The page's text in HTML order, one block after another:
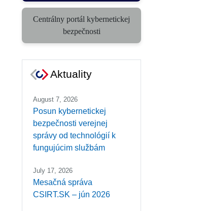
Centrálny portál kybernetickej
bezpečnosti(otvorí sa v novom okne)
Aktuality
August 7, 2026
Posun kybernetickej
bezpečnosti verejnej
správy od technológií k
fungujúcim službám
July 17, 2026
Mesačná správa
CSIRT.SK – jún 2026